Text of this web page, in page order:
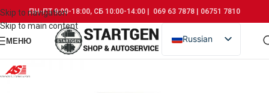
Skip to navigation
Skip to main content
ПН-ПТ 9:00-18:00, СБ 10:00-14:00 | 069 63 7878 | 06751 7810
МЕНЮ
Russian
Romanian